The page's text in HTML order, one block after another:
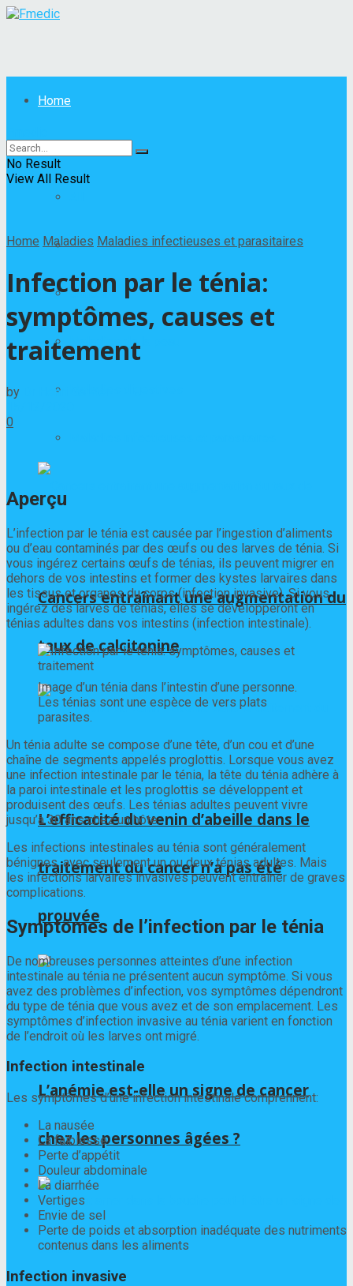
Home
Maladies
Autres maladies
Cancer
Maladies de la peau
Cancers entraînant une augmentation du
taux de calcitonine
L’efficacité du venin d’abeille dans le
traitement du cancer n’a pas été
prouvée
L’anémie est-elle un signe de cancer
chez les personnes âgées ?
No Result
View All Result
Home Maladies Maladies infectieuses et parasitaires
Infection par le ténia:
symptômes, causes et
traitement
by
Dr Henri Garnier
0
Aperçu
L’infection par le ténia est causée par l’ingestion d’aliments
ou d’eau contaminés par des œufs ou des larves de ténia. Si
vous ingérez certains œufs de ténias, ils peuvent migrer en
dehors de vos intestins et former des kystes larvaires dans
les tissus et organes du corps (infection invasive). Si vous
ingérez des larves de ténias, elles se développeront en
ténias adultes dans vos intestins (infection intestinale).
Image d’un ténia dans l’intestin d’une personne.
Les ténias sont une espèce de vers plats
parasites.
Un ténia adulte se compose d’une tête, d’un cou et d’une
chaîne de segments appelés proglottis. Lorsque vous avez
une infection intestinale par le ténia, la tête du ténia adhère à
la paroi intestinale et les proglottis se développent et
produisent des œufs. Les ténias adultes peuvent vivre
jusqu’à 30 ans chez un hôte.
Les infections intestinales au ténia sont généralement
bénignes, avec seulement un ou deux ténias adultes. Mais
les infections larvaires invasives peuvent entraîner de graves
complications.
Symptômes de l’infection par le ténia
De nombreuses personnes atteintes d’une infection
intestinale au ténia ne présentent aucun symptôme. Si vous
avez des problèmes d’infection, vos symptômes dépendront
du type de ténia que vous avez et de son emplacement. Les
symptômes d’infection invasive au ténia varient en fonction
de l’endroit où les larves ont migré.
Infection intestinale
Les symptômes d’une infection intestinale comprennent:
La nausée
La faiblesse
Perte d’appétit
Douleur abdominale
La diarrhée
Vertiges
Envie de sel
Perte de poids et absorption inadéquate des nutriments
contenus dans les aliments
Infection invasive